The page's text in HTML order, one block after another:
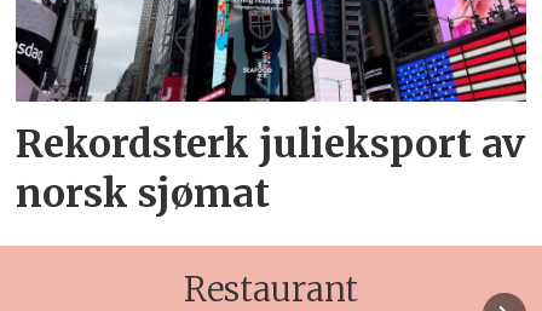
Rekordsterk julieksport av
norsk sjømat
Restaurant